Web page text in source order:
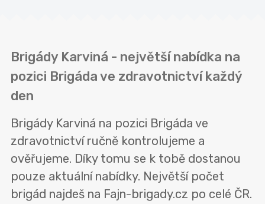
Brigády Karviná - největší nabídka na
pozici Brigáda ve zdravotnictví každý
den
Brigády Karviná na pozici Brigáda ve
zdravotnictví ručně kontrolujeme a
ověřujeme. Díky tomu se k tobě dostanou
pouze aktuální nabídky. Největší počet
brigád najdeš na Fajn-brigady.cz po celé ČR.